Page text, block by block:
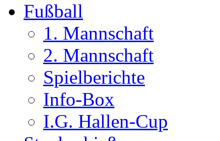
Fußball
1. Mannschaft
2. Mannschaft
Spielberichte
Info-Box
I.G. Hallen-Cup